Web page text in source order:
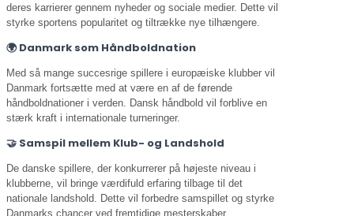
deres karrierer gennem nyheder og sociale medier. Dette vil
styrke sportens popularitet og tiltrække nye tilhængere.
🌍 Danmark som Håndboldnation
Med så mange succesrige spillere i europæiske klubber vil
Danmark fortsætte med at være en af de førende
håndboldnationer i verden. Dansk håndbold vil forblive en
stærk kraft i internationale turneringer.
🤝 Samspil mellem Klub- og Landshold
De danske spillere, der konkurrerer på højeste niveau i
klubberne, vil bringe værdifuld erfaring tilbage til det
nationale landshold. Dette vil forbedre samspillet og styrke
Danmarks chancer ved fremtidige mesterskaber.